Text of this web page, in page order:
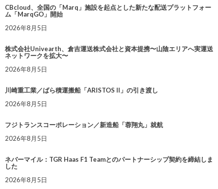
CBcloud、全国の「Marq」施設を起点とした新たな配送プラットフォー
ム「MarqGO」開始
2026年8月5日
株式会社Univearth、倉吉運送株式会社と資本提携〜山陰エリアへ実運送
ネットワークを拡大〜
2026年8月5日
川崎重工業／ばら積運搬船「ARISTOS II」の引き渡し
2026年8月5日
フジトランスコーポレーション／新造船「蓉翔丸」就航
2026年8月5日
ネバーマイル：TGR Haas F1 Teamとのパートナーシップ契約を締結しま
した
2026年8月5日